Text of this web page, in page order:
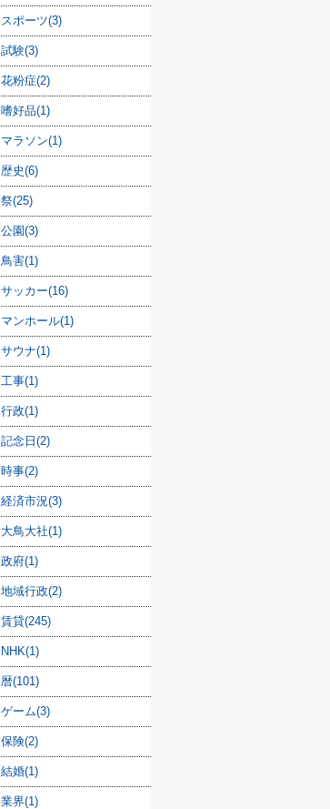
スポーツ(3)
試験(3)
花粉症(2)
嗜好品(1)
マラソン(1)
歴史(6)
祭(25)
公園(3)
鳥害(1)
サッカー(16)
マンホール(1)
サウナ(1)
工事(1)
行政(1)
記念日(2)
時事(2)
経済市況(3)
大鳥大社(1)
政府(1)
地域行政(2)
賃貸(245)
NHK(1)
暦(101)
ゲーム(3)
保険(2)
結婚(1)
業界(1)